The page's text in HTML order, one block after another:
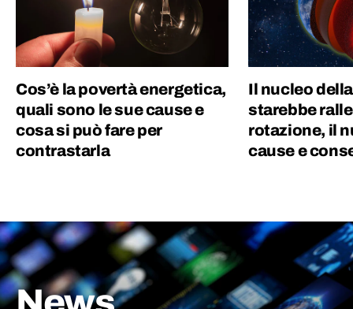
Cos’è la povertà energetica,
quali sono le sue cause e
cosa si può fare per
contrastarla
Il nucleo
starebbe
rotazione, il
cause e